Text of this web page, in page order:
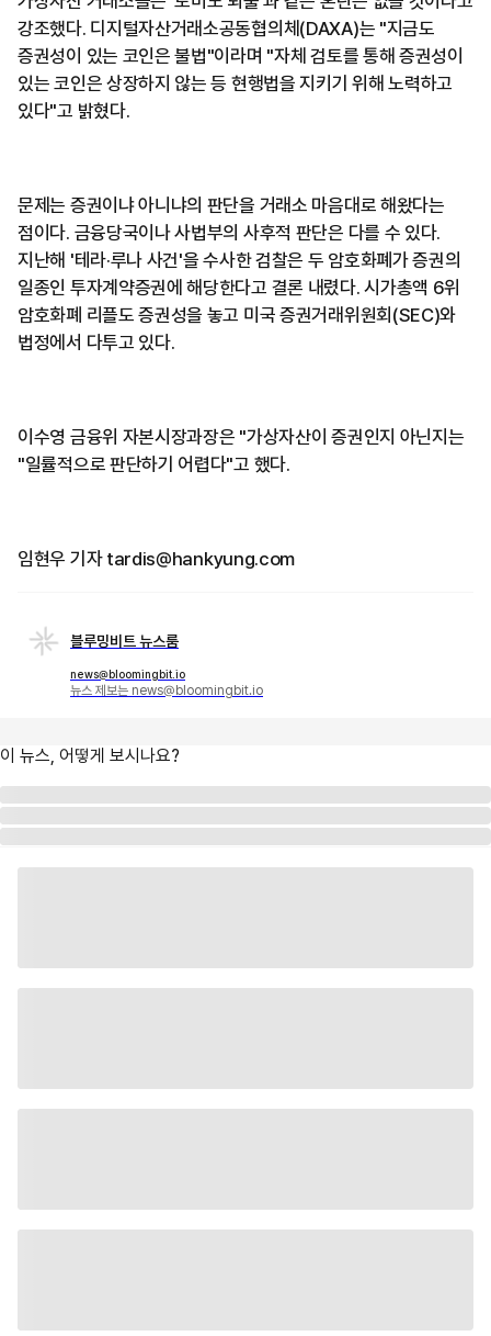
강조했다. 디지털자산거래소공동협의체(DAXA)는 "지금도
증권성이 있는 코인은 불법"이라며 "자체 검토를 통해 증권성이
있는 코인은 상장하지 않는 등 현행법을 지키기 위해 노력하고
있다"고 밝혔다.
문제는 증권이냐 아니냐의 판단을 거래소 마음대로 해왔다는
점이다. 금융당국이나 사법부의 사후적 판단은 다를 수 있다.
지난해 '테라·루나 사건'을 수사한 검찰은 두 암호화폐가 증권의
일종인 투자계약증권에 해당한다고 결론 내렸다. 시가총액 6위
암호화폐 리플도 증권성을 놓고 미국 증권거래위원회(SEC)와
법정에서 다투고 있다.
이수영 금융위 자본시장과장은 "가상자산이 증권인지 아닌지는
"일률적으로 판단하기 어렵다"고 했다.
임현우 기자 tardis@hankyung.com
블루밍비트 뉴스룸
news@bloomingbit.io
뉴스 제보는 news@bloomingbit.io
이 뉴스, 어떻게 보시나요?